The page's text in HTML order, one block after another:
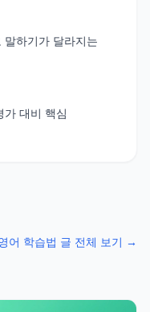
말하기가 달라지는
가 대비 핵심
어 학습법 글 전체 보기 →